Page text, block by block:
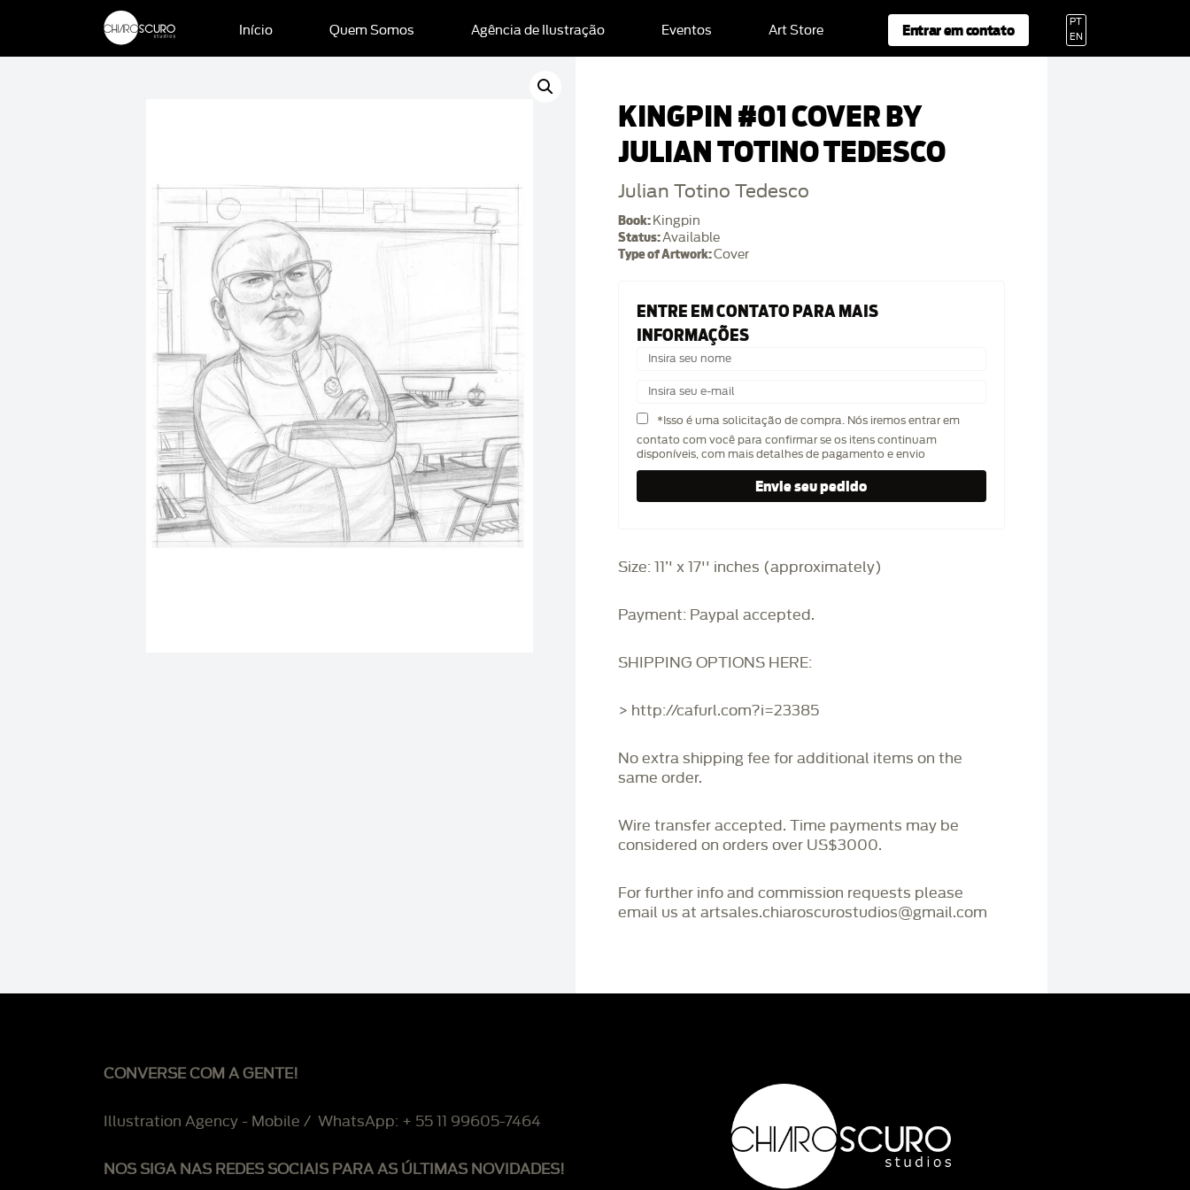
Início Quem Somos Agência de Ilustração Eventos Art Store Entrar em contato
PT
EN
KINGPIN #01 COVER BY
JULIAN TOTINO TEDESCO
Julian Totino Tedesco
Book: Kingpin
Status:Available
Type of Artwork:Cover
ENTRE EM CONTATO PARA MAIS
INFORMAÇÕES
*Isso é uma solicitação de compra. Nós iremos entrar em
contato com você para confirmar se os itens continuam
disponíveis, com mais detalhes de pagamento e envio
Size: 11’' x 17'' inches (approximately)
Payment: Paypal accepted.
SHIPPING OPTIONS HERE:
> http://cafurl.com?i=23385
No extra shipping fee for additional items on the
same order.
Wire transfer accepted. Time payments may be
considered on orders over US$3000.
For further info and commission requests please
email us at artsales.chiaroscurostudios@gmail.com
CONVERSE COM A GENTE!
Illustration Agency - Mobile / WhatsApp: + 55 11 99605-7464
NOS SIGA NAS REDES SOCIAIS PARA AS ÚLTIMAS NOVIDADES!